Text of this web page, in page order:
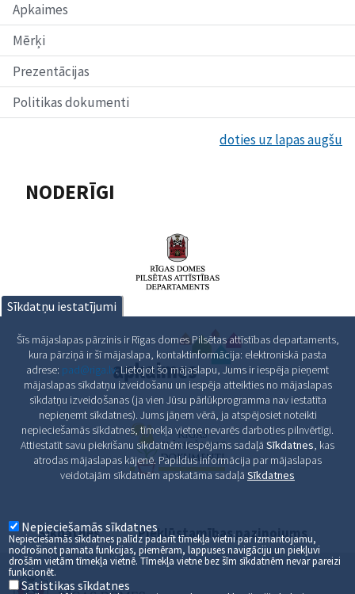
Apkaimes
Mērķi
Prezentācijas
Politikas dokumenti
T
“Ūdeņraža
transportam-
2-
Koridori
doties uz lapas augšu
NODERĪGI
Sīkdatnes Piekļūstamības paziņojums
Sīkdatņu iestatījumi
Šīs mājaslapas pārzinis ir Rīgas domes Pilsētas attīstības departaments,
kura pārziņā ir šī mājaslapa, kontaktinformācija: elektroniskā pasta
adrese: pad@riga.lv. Lietojot šo mājaslapu, Jums ir iespēja pieņemt
mājaslapas sīkdatņu izveidošanu un iespēja atteikties no mājaslapas
sīkdatņu izveidošanas (ja vien Jūsu pārlūkprogramma nav iestatīta
nepieņemt sīkdatnes). Jums jāņem vērā, ja atspējosiet noteikti
nepieciešamās sīkdatnes, tīmekļa vietne nevarēs darboties pilnvērtīgi.
Attiestatīt savu piekrišanu sīkdatnēm iespējams sadaļā Sīkdatnes, kas
atrodas mājaslapas kājenē. Papildus informācija par mājaslapas
veidotajām sīkdatnēm apskatāma sadaļā Sīkdatnes
Nepieciešamās sīkdatnes
Nepieciešamās sīkdatnes palīdz padarīt tīmekļa vietni par izmantojamu,
nodrošinot pamata funkcijas, piemēram, lappuses navigāciju un piekļuvi
drošām vietām tīmekļa vietnē. Tīmekļa vietne bez šīm sīkdatnēm nevar pareizi
funkcionēt.
Satistikas sīkdatnes